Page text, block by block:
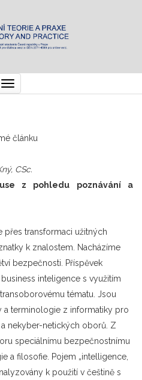
Toggle
navigation
článku
CSc.
z pohledu poznávání a
přes transformaci užitných
k znalostem. Nacházíme
bezpečnosti. Příspěvek
inteligence s využitím
tématu. Jsou
a terminologie z informatiky pro
nekyber-netických oborů. Z
speciálnímu bezpečnostnímu
a filosofie. Pojem „intelligence,
k použití v češtině s